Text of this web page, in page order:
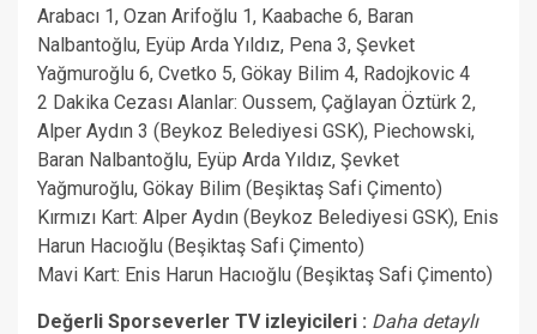
Arabacı 1, Ozan Arifoğlu 1, Kaabache 6, Baran
Nalbantoğlu, Eyüp Arda Yıldız, Pena 3, Şevket
Yağmuroğlu 6, Cvetko 5, Gökay Bilim 4, Radojkovic 4
2 Dakika Cezası Alanlar: Oussem, Çağlayan Öztürk 2,
Alper Aydın 3 (Beykoz Belediyesi GSK), Piechowski,
Baran Nalbantoğlu, Eyüp Arda Yıldız, Şevket
Yağmuroğlu, Gökay Bilim (Beşiktaş Safi Çimento)
Kırmızı Kart: Alper Aydın (Beykoz Belediyesi GSK), Enis
Harun Hacıoğlu (Beşiktaş Safi Çimento)
Mavi Kart: Enis Harun Hacıoğlu (Beşiktaş Safi Çimento)
Değerli Sporseverler TV izleyicileri : Daha detaylı